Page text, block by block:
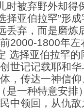
时被弃野外却得
择亚伯拉罕”形
弃，而是磨炼
2000-1800年
选择亚伯拉罕
世记记载耶和
，传达一神信
是一种特意安排
中领回，从仇